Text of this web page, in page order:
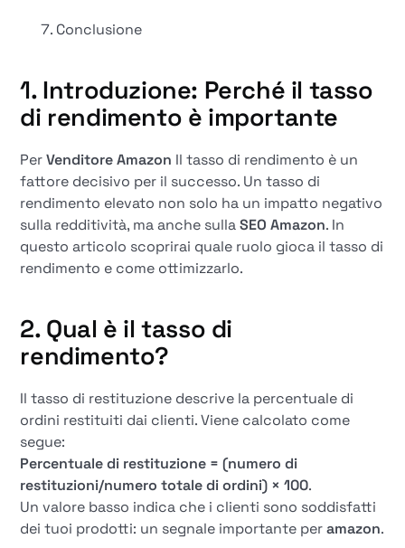
Conclusione
1. Introduzione: Perché il tasso
di rendimento è importante
PerVenditore Amazon Il tasso di rendimento è un
fattore decisivo per il successo. Un tasso di
rendimento elevato non solo ha un impatto negativo
sulla redditività, ma anche sullaSEO Amazon. In
questo articolo scoprirai quale ruolo gioca il tasso di
rendimento e come ottimizzarlo.
2. Qual è il tasso di
rendimento?
Il tasso di restituzione descrive la percentuale di
ordini restituiti dai clienti. Viene calcolato come
segue:
Percentuale di restituzione = (numero di
restituzioni/numero totale di ordini) × 100.
Un valore basso indica che i clienti sono soddisfatti
dei tuoi prodotti: un segnale importante peramazon.